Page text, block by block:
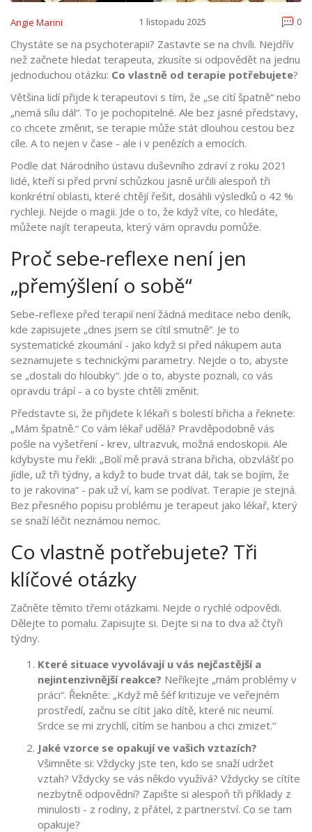
Angie Marini 1 listopadu 2025 0
Chystáte se na psychoterapii? Zastavte se na chvíli. Nejdřív
než začnete hledat terapeuta, zkusíte si odpovědět na jednu
jednoduchou otázku: Co vlastně od terapie potřebujete?
Většina lidí přijde k terapeutovi s tím, že „se cítí špatně“ nebo
„nemá sílu dál“. To je pochopitelné. Ale bez jasné představy,
co chcete změnit, se terapie může stát dlouhou cestou bez
cíle. A to nejen v čase - ale i v penězích a emocích.
Podle dat Národního ústavu duševního zdraví z roku 2021
lidé, kteří si před první schůzkou jasně určili alespoň tři
konkrétní oblasti, které chtějí řešit, dosáhli výsledků o 42 %
rychleji. Nejde o magii. Jde o to, že když víte, co hledáte,
můžete najít terapeuta, který vám opravdu pomůže.
Proč sebe-reflexe není jen
„přemýšlení o sobě“
Sebe-reflexe před terapií není žádná meditace nebo deník,
kde zapisujete „dnes jsem se cítil smutně“. Je to
systematické zkoumání - jako když si před nákupem auta
seznamujete s technickými parametry. Nejde o to, abyste
se „dostali do hloubky“. Jde o to, abyste poznali, co vás
opravdu trápí - a co byste chtěli změnit.
Představte si, že přijdete k lékaři s bolestí břicha a řeknete:
„Mám špatně.“ Co vám lékař udělá? Pravděpodobně vás
pošle na vyšetření - krev, ultrazvuk, možná endoskopii. Ale
kdybyste mu řekli: „Bolí mě pravá strana břicha, obzvlášť po
jídle, už tři týdny, a když to bude trvat dál, tak se bojím, že
to je rakovina“ - pak už ví, kam se podívat. Terapie je stejná.
Bez přesného popisu problému je terapeut jako lékař, který
se snaží léčit neznámou nemoc.
Co vlastně potřebujete? Tři
klíčové otázky
Začněte těmito třemi otázkami. Nejde o rychlé odpovědi.
Dělejte to pomalu. Zapisujte si. Dejte si na to dva až čtyři
týdny.
Které situace vyvolávají u vás nejčastější a
nejintenzivnější reakce? Neříkejte „mám problémy v
práci“. Řekněte: „Když mě šéf kritizuje ve veřejném
prostředí, začnu se cítit jako dítě, které nic neumí.
Srdce se mi zrychlí, cítím se hanbou a chci zmizet.“
Jaké vzorce se opakují ve vašich vztazích?
Všimněte si: Vždycky jste ten, kdo se snaží udržet
vztah? Vždycky se vás někdo využívá? Vždycky se cítíte
nezbytně odpovědní? Zapište si alespoň tři příklady z
minulosti - z rodiny, z přátel, z partnerství. Co se tam
opakuje?